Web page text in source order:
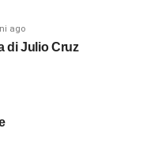
ago
di Julio Cruz